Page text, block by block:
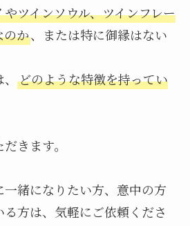
やツインソウル、ツインフレー
のか、または特に御縁はない
どのような特徴を持ってい
きます。
緒になりたい方、意中の方
方は、気軽にご依頼くださ